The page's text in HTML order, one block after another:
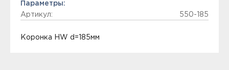
Параметры:
Артикул:
550-185
Коронка HW d=185мм